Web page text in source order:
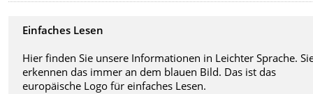
Einfaches Lesen
Hier finden Sie unsere Informationen in Leichter Sprache.
erkennen das immer an dem blauen Bild. Das ist das
europäische Logo für einfaches Lesen.